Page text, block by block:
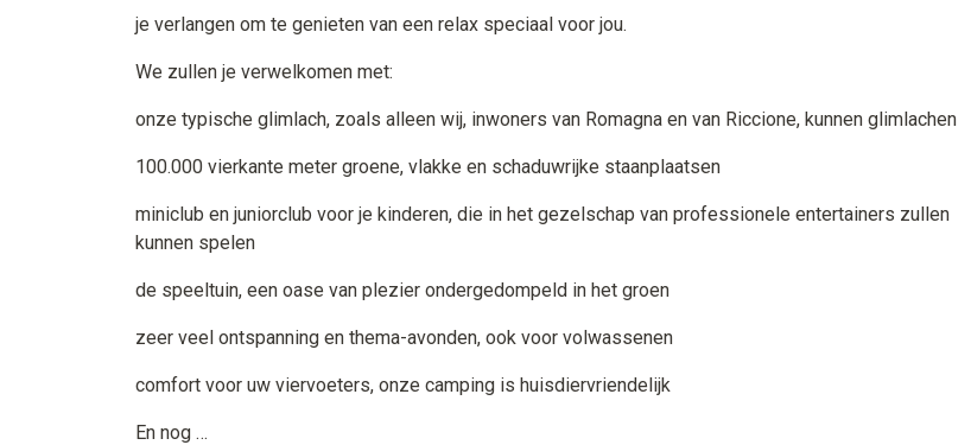
je verlangen om te genieten van een relax speciaal voor jou.
We zullen je verwelkomen met:
onze typische glimlach, zoals alleen wij, inwoners van Romagna en van Riccione, kunnen glimlachen
100.000 vierkante meter groene, vlakke en schaduwrijke staanplaatsen
miniclub en juniorclub voor je kinderen, die in het gezelschap van professionele entertainers zullen
kunnen spelen
de speeltuin, een oase van plezier ondergedompeld in het groen
zeer veel ontspanning en thema-avonden, ook voor volwassenen
comfort voor uw viervoeters, onze camping is huisdiervriendelijk
En nog …